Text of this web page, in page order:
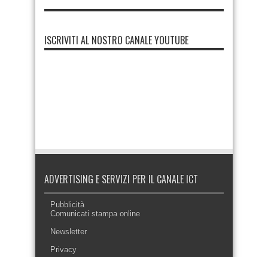
ISCRIVITI AL NOSTRO CANALE YOUTUBE
ADVERTISING E SERVIZI PER IL CANALE ICT
Pubblicità
Comunicati stampa online
Newsletter
Privacy